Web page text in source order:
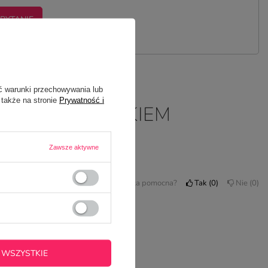
NADRUKIEM
Czy opinia była pomocna? Tak 0 Nie 0
warunki przechowywania lub
na stronie Prywatność i
Zawsze aktywne